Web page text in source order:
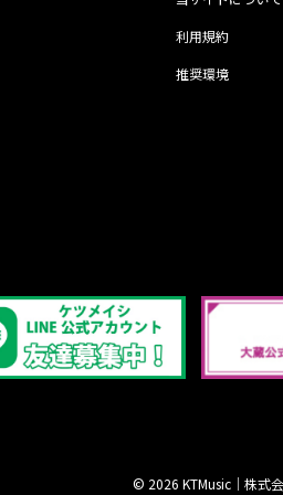
利用規約
推奨環境
© 2026 KTMusic｜株式